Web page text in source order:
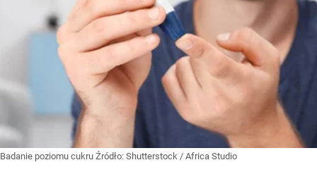
Badanie poziomu cukru Źródło: Shutterstock / Africa Studio